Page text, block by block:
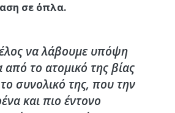
σε όπλα.
να λάβουμε υπόψη
από το ατομικό της βίας
συνολικό της, που την
και πιο έντονο